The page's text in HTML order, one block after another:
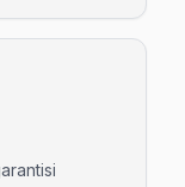
için kapıya kadar
için aynı